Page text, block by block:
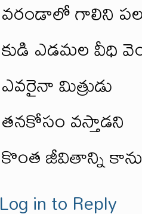
వరండాలో గాలిని
కుడి ఎడమల వీధి
ఎవరైనా మిత్రుడు
తనకోసం వస్తాడని
కొంత జీవితాన్ని
Log in to Reply